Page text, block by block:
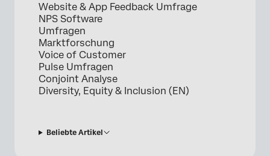
Website & App Feedback Umfrage
NPS Software
Umfragen
Marktforschung
Voice of Customer
Pulse Umfragen
Conjoint Analyse
Diversity, Equity & Inclusion (EN)
Beliebte Artikel